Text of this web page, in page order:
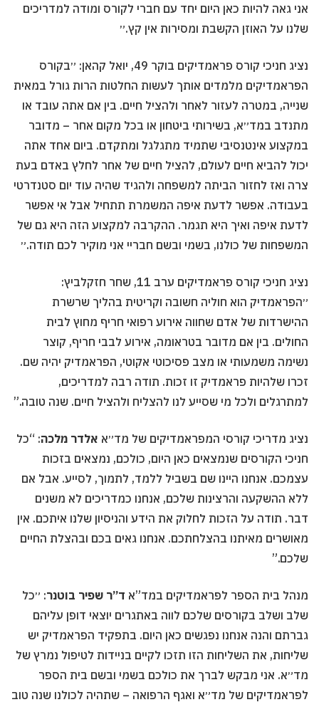
אני גאה להיות כאן היום יחד עם חברי לקורס ומודה למדריכים
שלנו על האוזן הקשבת ומסירות אין קץ.״
נציג חניכי קורס פראמדיקים בוקר 49, יואל קהאן: ״בקורס
הפראמדיקים מלמדים אותך לעשות החלטות הרות גורל במאית
שנייה, במטרה לעזור לאחר ולהציל חיים. בין אם אתה עובד או
מתנדב במד״א, בשירותי ביטחון או בכל מקום אחר – מדובר
במקצוע אינטנסיבי שתמיד מתגלגל ומתקדם. ביום אחד אתה
יכול להביא חיים לעולם, להציל חיים של אחר לחלץ באדם בעת
צרה ואז לחזור הביתה למשפחה ולהגיד שהיה עוד יום סטנדרטי
בעבודה. אפשר לדעת איפה המשמרת תתחיל אבל אי אפשר
לדעת איפה ואיך היא תגמר. ההקרבה למקצוע הזה היא גם של
המשפחות של כולנו, בשמי ובשם חבריי אני מוקיר לכם תודה.״
נציג חניכי קורס פראמדיקים ערב 11, שחר חזקלביץ:
״הפראמדיק הוא חוליה חשובה וקריטית בהליך שרשרת
ההישרדות של אדם שחווה אירוע רפואי חריף מחוץ לבית
החולים. בין אם מדובר בטראומה, אירוע לבבי חריף, קוצר
נשימה משמעותי או מצב פסיכוטי אקוטי, הפראמדיק יהיה שם.
זכרו שלהיות פראמדיק זו זכות. תודה רבה למדריכים,
למתרגלים ולכל מי שסייע לנו להצליח ולהציל חיים. שנה טובה.”
נציג מדריכי קורסי המפראמדיקים של מד״א אלדר מלכה: “כל
חניכי הקורסים שנמצאים כאן היום, כולכם, נמצאים בזכות
עצמכם. אנחנו היינו שם בשביל ללמד, לתמוך, לסייע. אבל אם
ללא ההשקעה והרצינות שלכם, אנחנו כמדריכים לא משנים
דבר. תודה על הזכות לחלוק את הידע והניסיון שלנו איתכם. אין
מאושרים מאיתנו בהצלחתכם. אנחנו גאים בכם ובהצלת החיים
שלכם.”
מנהל בית הספר לפראמדיקים במד”א ד”ר שפיר בוטנר: ״כל
שלב ושלב בקורסים שלכם לווה באתגרים יוצאי דופן עליהם
גברתם והנה אנחנו נפגשים כאן היום. בתפקיד הפראמדיק יש
שליחות, את השליחות הזו תזכו לקיים בניידות לטיפול נמרץ של
מד״א. אני מבקש לברך את כולכם בשמי ובשם בית הספר
לפראמדיקים של מד״א ואגף הרפואה – שתהיה לכולנו שנה טוב